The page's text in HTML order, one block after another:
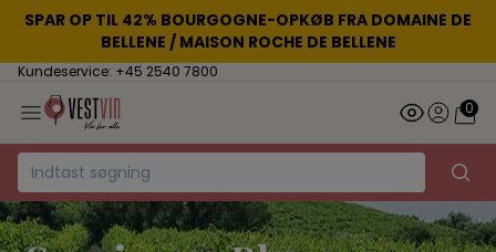
SPAR OP TIL 42% BOURGOGNE-OPKØB FRA DOMAINE DE
BELLENE / MAISON ROCHE DE BELLENE
Kundeservice: +45 2540 7800
0